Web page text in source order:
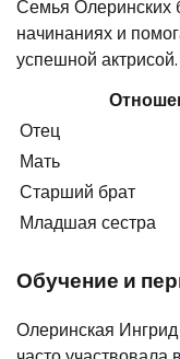
Семья Олеринских
начинаниях и
успешной актрисой.
Отец
Мать
Старший брат
Младшая сестра
Обучение и
Олеринская